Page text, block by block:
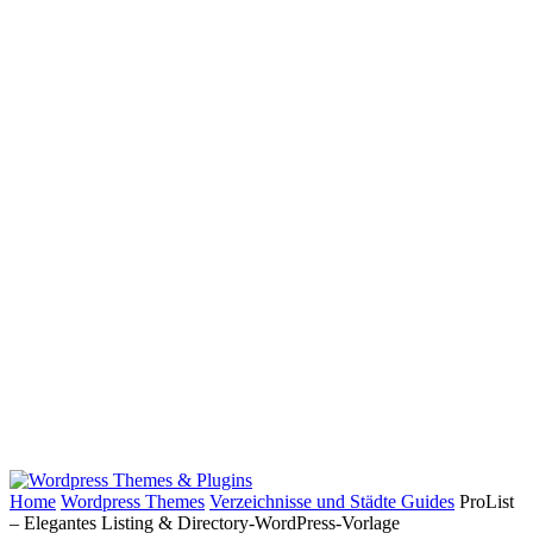
Home Wordpress Themes Verzeichnisse und Städte Guides ProList
– Elegantes Listing & Directory-WordPress-Vorlage